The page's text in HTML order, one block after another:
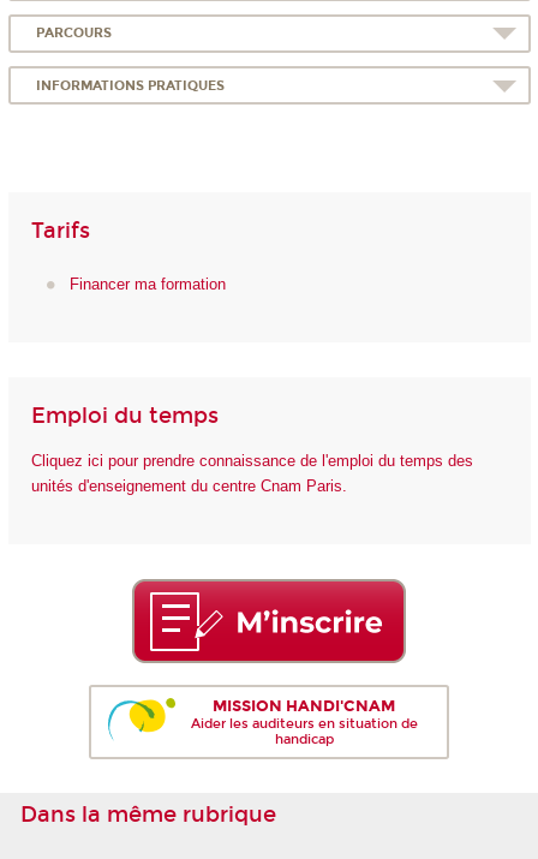
PARCOURS
INFORMATIONS PRATIQUES
Tarifs
Financer ma formation
Emploi du temps
Cliquez ici pour prendre connaissance de l'emploi du temps des
unités d'enseignement du centre Cnam Paris.
MISSION HANDI'CNAM
Aider les auditeurs en situation de
handicap
Dans la même rubrique